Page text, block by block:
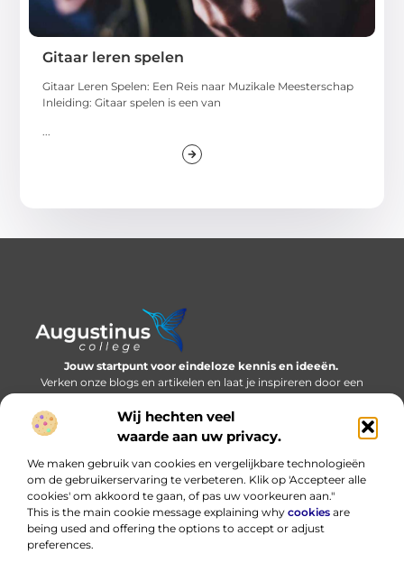
Wij hechten veel
waarde aan uw privacy.
We maken gebruik van cookies en vergelijkbare technologieën
om de gebruikerservaring te verbeteren. Klik op 'Accepteer alle
cookies' om akkoord te gaan, of pas uw voorkeuren aan."
This is the main cookie message explaining why cookies are
being used and offering the options to accept or adjust
preferences.
Gitaar leren spelen
Gitaar Leren Spelen: Een Reis naar Muzikale Meesterschap
Inleiding: Gitaar spelen is een van
...
Jouw startpunt voor eindeloze kennis en ideeën.
Verken onze blogs en artikelen en laat je inspireren door een
Bericht categorie
Onze informatie